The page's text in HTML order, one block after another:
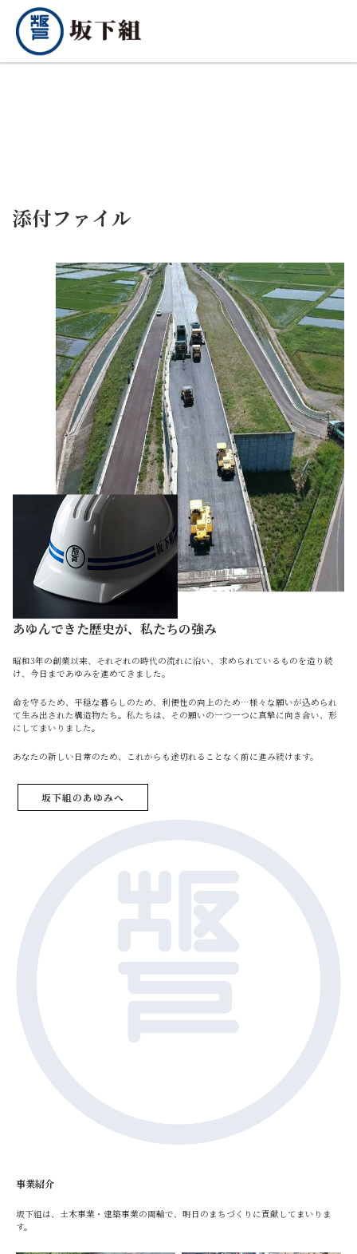
添付ファイル
あゆんできた歴史が、私たちの強み
昭和3年の創業以来、それぞれの時代の流れに沿い、求められているものを造り続
け、今日まであゆみを進めてきました。
命を守るため、平穏な暮らしのため、利便性の向上のため…様々な願いが込められ
て生み出された構造物たち。私たちは、その願いの一つ一つに真摯に向き合い、形
にしてまいりました。
あなたの新しい日常のため、これからも途切れることなく前に進み続けます。
坂下組のあゆみへ
事業紹介
坂下組は、土木事業・建築事業の両輪で、明日のまちづくりに貢献してまいりま
す。